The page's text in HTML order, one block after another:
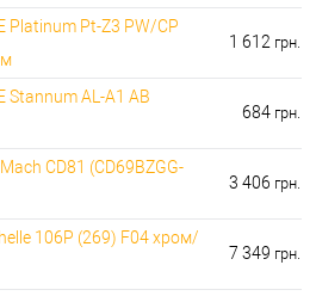
Platinum Pt-Z3 PW/CP
1 612 грн.
Stannum AL-A1 AB
684 грн.
CD81 (CD69BZGG-
3 406 грн.
106P (269) F04 хром/
7 349 грн.